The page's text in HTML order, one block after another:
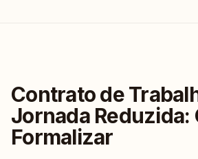
Contrato de
Jornada Reduzida:
Formalizar